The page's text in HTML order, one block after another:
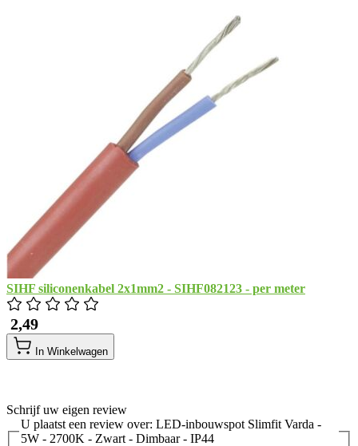
SIHF siliconenkabel 2x1mm2 - SIHF082123 - per meter
​ 2,49
In Winkelwagen
Schrijf uw eigen review
U plaatst een review over: LED-inbouwspot Slimfit Varda -
5W - 2700K - Zwart - Dimbaar - IP44